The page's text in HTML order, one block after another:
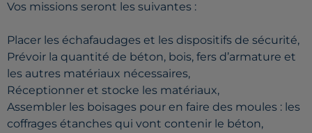
Vos missions seront les suivantes :
Placer les échafaudages et les dispositifs de sécurité,
Prévoir la quantité de béton, bois, fers d’armature et
les autres matériaux nécessaires,
Réceptionner et stocke les matériaux,
Assembler les boisages pour en faire des moules : les
coffrages étanches qui vont contenir le béton,